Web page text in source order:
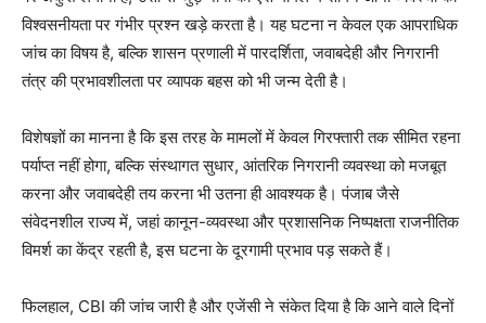
News Week
Magazine PRO
विश्वसनीयता पर गंभीर प्रश्न खड़े करता है। यह घटना न केवल एक आपराधिक
जांच का विषय है, बल्कि शासन प्रणाली में पारदर्शिता, जवाबदेही और निगरानी
तंत्र की प्रभावशीलता पर व्यापक बहस को भी जन्म देती है।
विशेषज्ञों का मानना है कि इस तरह के मामलों में केवल गिरफ्तारी तक सीमित रहना
पर्याप्त नहीं होगा, बल्कि संस्थागत सुधार, आंतरिक निगरानी व्यवस्था को मजबूत
करना और जवाबदेही तय करना भी उतना ही आवश्यक है। पंजाब जैसे
संवेदनशील राज्य में, जहां कानून-व्यवस्था और प्रशासनिक निष्पक्षता राजनीतिक
विमर्श का केंद्र रहती है, इस घटना के दूरगामी प्रभाव पड़ सकते हैं।
फिलहाल, CBI की जांच जारी है और एजेंसी ने संकेत दिया है कि आने वाले दिनों